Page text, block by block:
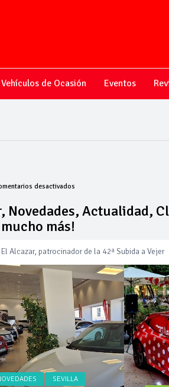
Vehículos de Ocasión Eventos
desactivadosen
sobre
el
motor,
Novedades,
Actualidad,
Clásicos,
Venta,
Pruebas,
Entrevistas,
Vídeos
y
mucho
más!
Novedades, Actualidad,
más!
Alcazar, patrocinador de la 42ª Subida a Vejer
mejoras en la A381 por Los Barrios
su flota de vehículos de manos de
SEVILLA